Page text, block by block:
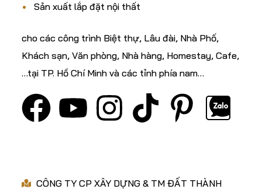
Sản xuất lắp đặt nội thất
cho các công trình Biệt thự, Lâu đài, Nhà Phố,
Khách sạn, Văn phòng, Nhà hàng, Homestay, Cafe,
…tại TP. Hồ Chí Minh và các tỉnh phía nam…
CÔNG TY CP XÂY DỰNG & TM ĐẤT THÀNH